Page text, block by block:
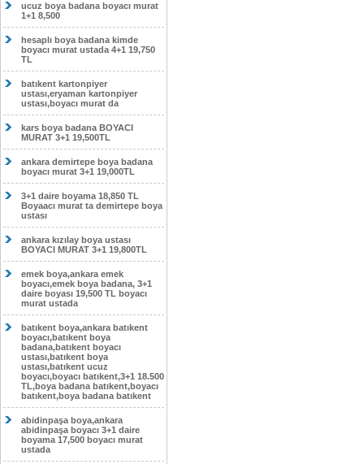
ucuz boya badana boyacı murat
1+1 8,500
hesaplı boya badana kimde
boyacı murat ustada 4+1 19,750
TL
batıkent kartonpiyer
ustası,eryaman kartonpiyer
ustası,boyacı murat da
kars boya badana BOYACI
MURAT 3+1 19,500TL
ankara demirtepe boya badana
boyacı murat 3+1 19,000TL
3+1 daire boyama 18,850 TL
Boyaacı murat ta demirtepe boya
ustası
ankara kızılay boya ustası
BOYACI MURAT 3+1 19,800TL
emek boya,ankara emek
boyacı,emek boya badana, 3+1
daire boyası 19,500 TL boyacı
murat ustada
batıkent boya,ankara batıkent
boyacı,batıkent boya
badana,batıkent boyacı
ustası,batıkent boya
ustası,batıkent ucuz
boyacı,boyacı batıkent,3+1 18.500
TL,boya badana batıkent,boyacı
batıkent,boya badana batıkent
abidinpaşa boya,ankara
abidinpaşa boyacı 3+1 daire
boyama 17,500 boyacı murat
ustada